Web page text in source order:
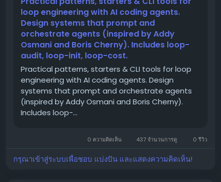
ตัวนี้ผมเปิดรันทุก session
[6] claude-ads :
ทีม audit โฆษณาทั้งทีม
แถมแกะแอดคู่แข่งจาก Ad Library ได้
ผมใช้กับ Meta ads ตัวเองอยู่จริง
----------------------------
Claude Code มันเก่งขึ้นได้โดยไม่ต้องรอ model ใหม่เลย
ครับ
คนทั้งโลกเขา open source ของที่เขาใช้จริงไว้ให้แล้ว
หน้าที่เราคือเลือกหยิบมาประกอบให้เข้ากับงานตัวเอง
loop engineering with AI coding agents.
Design systems that prompt and
orchestrate agents (inspired by Addy
Osmani and Boris Cherny). Includes loop-
audit, loop-init, loop-cost.
Practical patterns, starters & CLI tools for loop
engineering with AI coding agents. Design
systems that prompt and orchestrate agents
(inspired by Addy Osmani and Boris Cherny).
Includes loop-...
0 ความคิดเห็น 437 จำนวนการดู 0 รีวิว
กรุณาเข้าสู่ระบบเพื่อชอบ แบ่งปัน และแสดงความคิดเห็น!